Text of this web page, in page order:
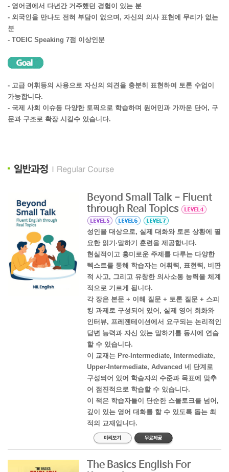
- 영어권에서 다년간 거주했던 경험이 있는 분
- 외국인을 만나도 전혀 부담이 없으며, 자신의 의사 표현에 무리가 없는
분
- TOEIC Speaking 7점 이상인분
- 고급 어휘등의 사용으로 자신의 의견을 충분히 표현하여 토론 수업이
가능합니다.
- 국제 사회 이슈등 다양한 토픽으로 학습하며 원어민과 가까운 단어, 구
문과 구조로 확장 시킬수 있습니다.
Beyond Small Talk - Fluent
through Real Topics
성인을 대상으로, 실제 대화와 토론 상황에 필
요한 읽기·말하기 훈련을 제공합니다.
현실적이고 흥미로운 주제를 다루는 다양한
텍스트를 통해 학습자는 어휘력, 표현력, 비판
적 사고, 그리고 유창한 의사소통 능력을 체계
적으로 기르게 됩니다.
각 장은 본문 + 이해 질문 + 토론 질문 + 스피
킹 과제로 구성되어 있어, 실제 영어 회화와
인터뷰, 프레젠테이션에서 요구되는 논리적인
답변 능력과 자신 있는 말하기를 동시에 연습
할 수 있습니다.
이 교재는 Pre-Intermediate, Intermediate,
Upper-Intermediate, Advanced 네 단계로
구성되어 있어 학습자의 수준과 목표에 맞추
어 점진적으로 학습할 수 있습니다.
이 책은 학습자들이 단순한 스몰토크를 넘어,
깊이 있는 영어 대화를 할 수 있도록 돕는 최
적의 교재입니다.
The Basics English For